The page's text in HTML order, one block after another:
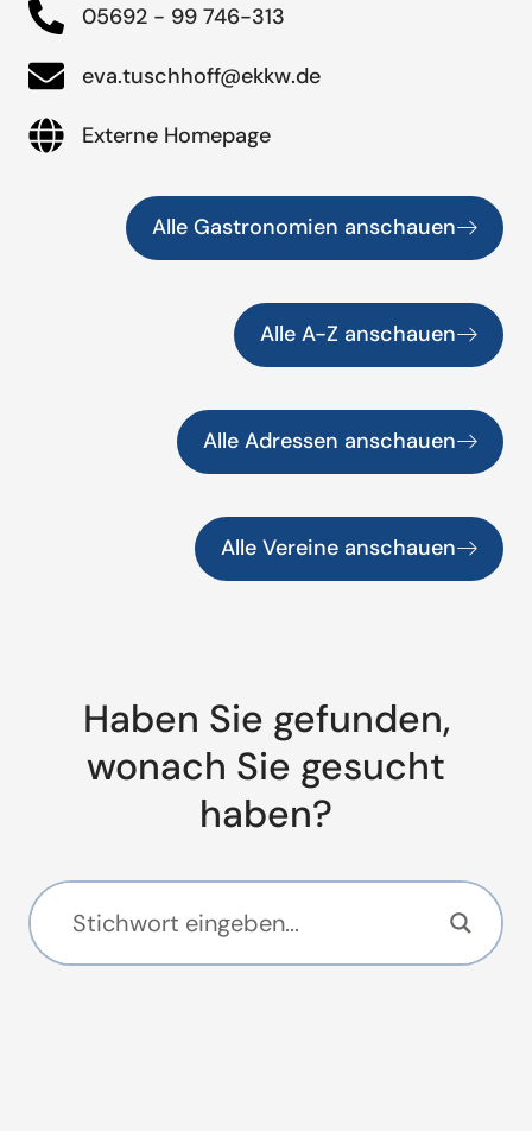
05692 - 99 746-313
eva.tuschhoff@ekkw.de
Externe Homepage
Alle Gastronomien anschauen
Alle A-Z anschauen
Alle Adressen anschauen
Alle Vereine anschauen
Haben Sie gefunden,
wonach Sie gesucht
haben?